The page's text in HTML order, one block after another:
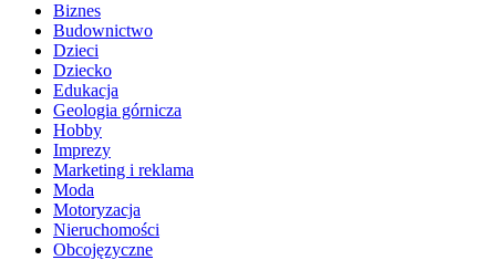
Biznes
Budownictwo
Dzieci
Dziecko
Edukacja
Geologia górnicza
Hobby
Imprezy
Marketing i reklama
Moda
Motoryzacja
Nieruchomości
Obcojęzyczne